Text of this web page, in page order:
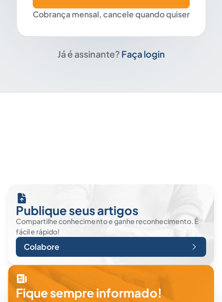
Cobrança mensal, cancele quando quiser
Já é assinante? Faça login
Publique seus artigos
Compartilhe conhecimento e ganhe reconhecimento. É
fácil e rápido!
Colabore
Fique sempre informado!